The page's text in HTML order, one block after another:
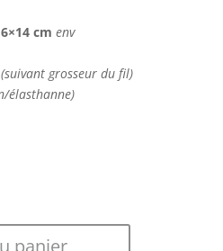
cm env
(suivant grosseur du fil)
élasthanne)
panier